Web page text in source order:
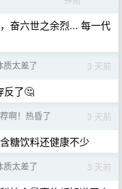
奋六世之余烈... 每一代
质太差了 3 天前
反了🤔
啊！热昏了 3 天前
糖饮料还健康不少
质太差了 3 天前